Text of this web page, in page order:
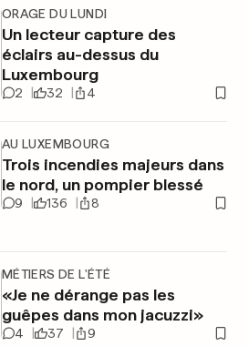
ORAGE DU LUNDI
Un lecteur capture des
éclairs au-dessus du
Luxembourg
2 32 4
AU LUXEMBOURG
Trois incendies majeurs dans
le nord, un pompier blessé
9 136 8
MÉTIERS DE L'ÉTÉ
«Je ne dérange pas les
guêpes dans mon jacuzzi»
4 37 9